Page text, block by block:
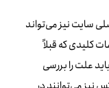
سایت نیز می‌تواند
کلیدی که قبلاً
علت را بررسی